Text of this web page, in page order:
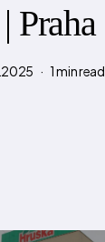
Praha
1 min read